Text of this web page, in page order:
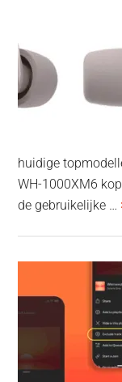
draadloos
presenteren
zonder
Wi-
huidige
WH-1000XM6
de gebruikelijke …